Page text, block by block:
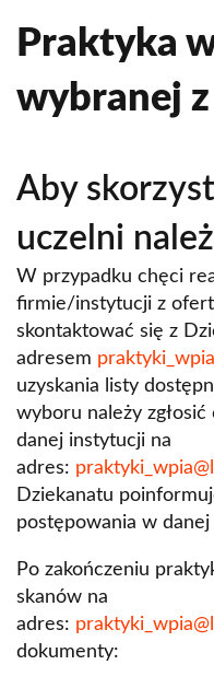
Praktyka
wybranej
Aby
uczelni
W przypadku chęci
firmie/instytucji z
skontaktować się z
adresem
uzyskania listy
wyboru należy
danej instytucji na
adres:
Dziekanatu
postępowania w
Po zakończeniu
skanów na
adres:
dokumenty: